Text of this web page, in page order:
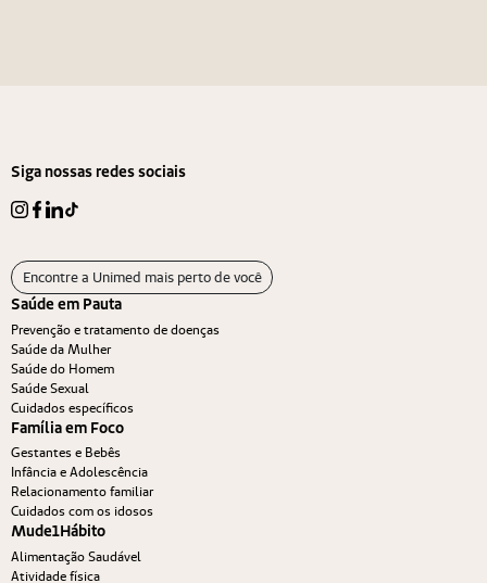
Siga nossas redes sociais
Encontre a Unimed mais perto de você
Saúde em Pauta
Prevenção e tratamento de doenças
Saúde da Mulher
Saúde do Homem
Saúde Sexual
Cuidados específicos
Família em Foco
Gestantes e Bebês
Infância e Adolescência
Relacionamento familiar
Cuidados com os idosos
Mude1Hábito
Alimentação Saudável
Atividade física